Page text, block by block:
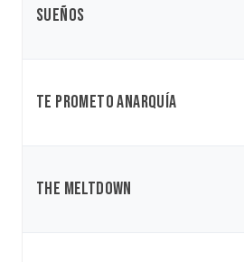
Sueños
Te prometo anarquía
The Meltdown